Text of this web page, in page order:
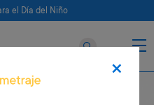
el Día del Niño
×